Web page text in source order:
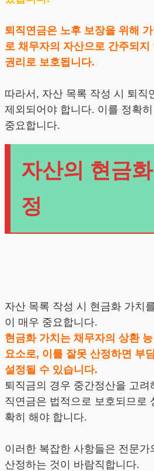
퇴직연금은 노후 보장을 위해
로 채무자의 자산으로 간주되
권리로 보호됩니다.
따라서, 자산 목록 작성 시 퇴직
제외되어야 합니다. 이를 정확
중요합니다.
자산의 현금
정
자산 목록 작성 시 현금화 가치
이 매우 중요합니다.
현금화 가치는 채무자의 상환
요소로, 이를 잘못 산정하면 부
설정될 수 있습니다.
퇴직금의 경우 중간정산을 고려
직연금은 법적으로 보호되므로
확히 해야 합니다.
이러한 복잡한 사항들은 전문가
산정하는 것이 바람직합니다.